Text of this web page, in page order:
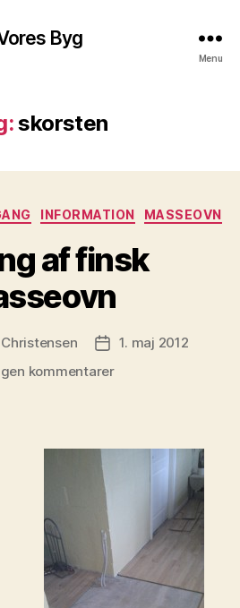
Byg
Menu
skorsten
Kategorier
INFORMATION MASSEOVN
af finsk
Indlægsdato
1. maj 2012
kommentarertil
masseovn